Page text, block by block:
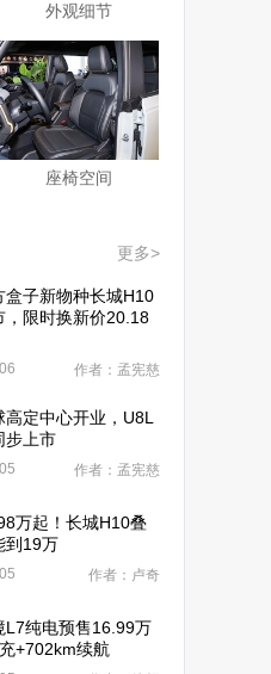
外观细节
座椅空间
更多>
盒子新物种长城H10
，限时换新价20.18
作者：孟宪慈
定中心开业，U8L
步上市
作者：孟宪慈
万起！长城H10叠
到19万
作者：卢奇
L7纯电预售16.99万
+702km续航